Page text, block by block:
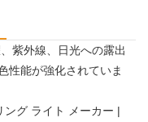
紫外線、日光への露出
性能が強化されていま